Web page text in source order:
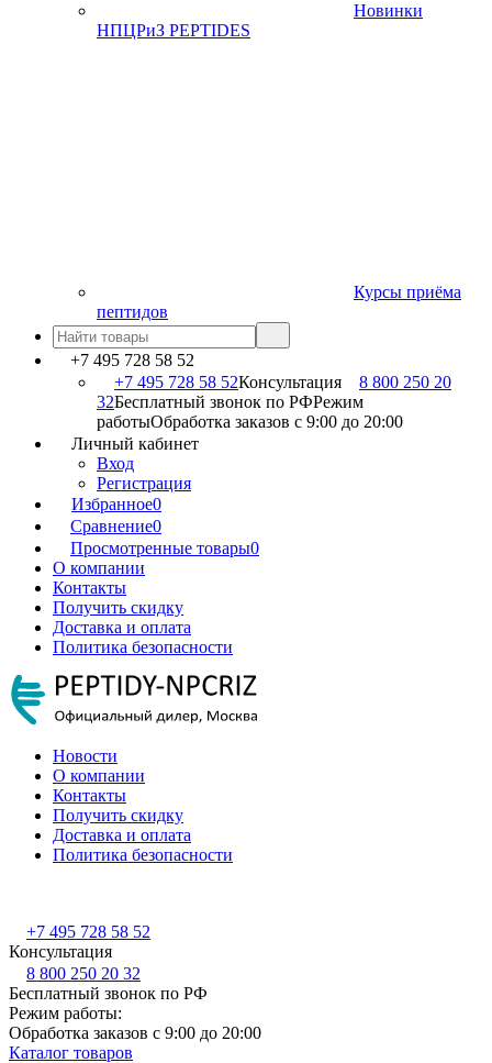
Новинки
НПЦРиЗ PEPTIDES
Курсы приёма
пептидов
+7 495 728 58 52
+7 495 728 58 52Консультация
8 800 250 20
32Бесплатный звонок по РФРежим
работыОбработка заказов с 9:00 до 20:00
Личный кабинет
Вход
Регистрация
Избранное0
Сравнение0
Просмотренные товары0
О компании
Контакты
Получить скидку
Доставка и оплата
Политика безопасности
Новости
О компании
Контакты
Получить скидку
Доставка и оплата
Политика безопасности
+7 495 728 58 52
Консультация
8 800 250 20 32
Бесплатный звонок по РФ
Режим работы:
Обработка заказов с 9:00 до 20:00
Каталог товаров